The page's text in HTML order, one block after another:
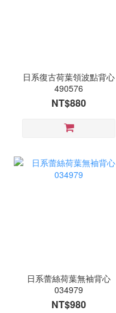
日系復古荷葉領波點背心
490576
NT$880
日系蕾絲荷葉無袖背心
034979
NT$980